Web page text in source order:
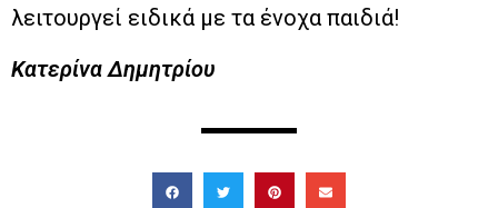
λειτουργεί ειδικά με τα ένοχα παιδιά!
Κατερίνα Δημητρίου